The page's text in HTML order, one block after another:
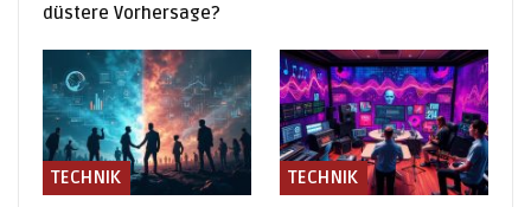
düstere Vorhersage?
TECHNIK
TECHNIK